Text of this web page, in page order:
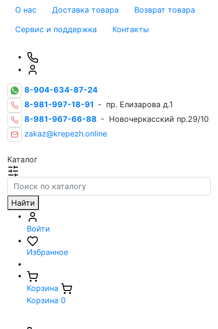
О нас Доставка товара
Возврат товара
Сервис и поддержка
Контакты
8-904-634-87-24
8-981-997-18-91 - пр. Елизарова д.1
8-981-967-66-88 - Новочеркасский пр.29/10
zakaz@krepezh.online
Каталог
Найти
Войти
Избранное
Корзина
Корзина 0